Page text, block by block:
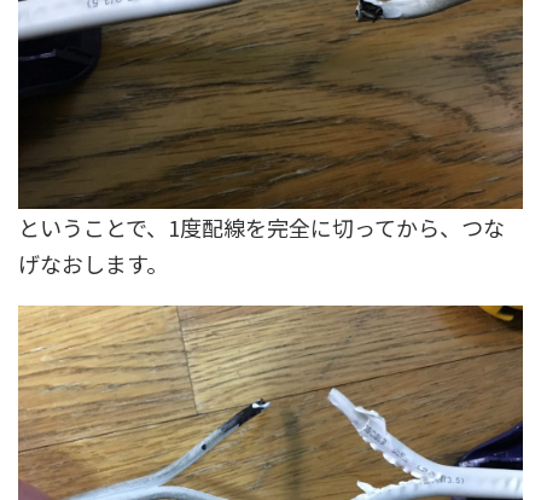
ということで、1度配線を完全に切ってから、つな
げなおします。